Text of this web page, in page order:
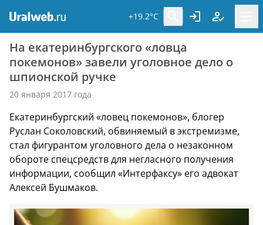
+19.2°C
На екатеринбургского «ловца
покемонов» завели уголовное дело о
шпионской ручке
20 января 2017 года
Екатеринбургский «ловец покемонов», блогер
Руслан Соколовский, обвиняемый в экстремизме,
стал фигурантом уголовного дела о незаконном
обороте спецсредств для негласного получения
информации, сообщил «Интерфаксу» его адвокат
Алексей Бушмаков.